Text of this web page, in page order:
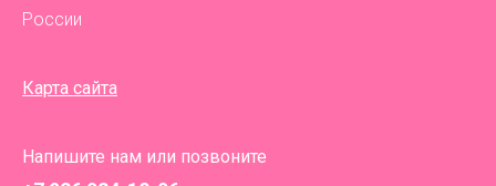
России
Карта сайта
Напишите нам или позвоните